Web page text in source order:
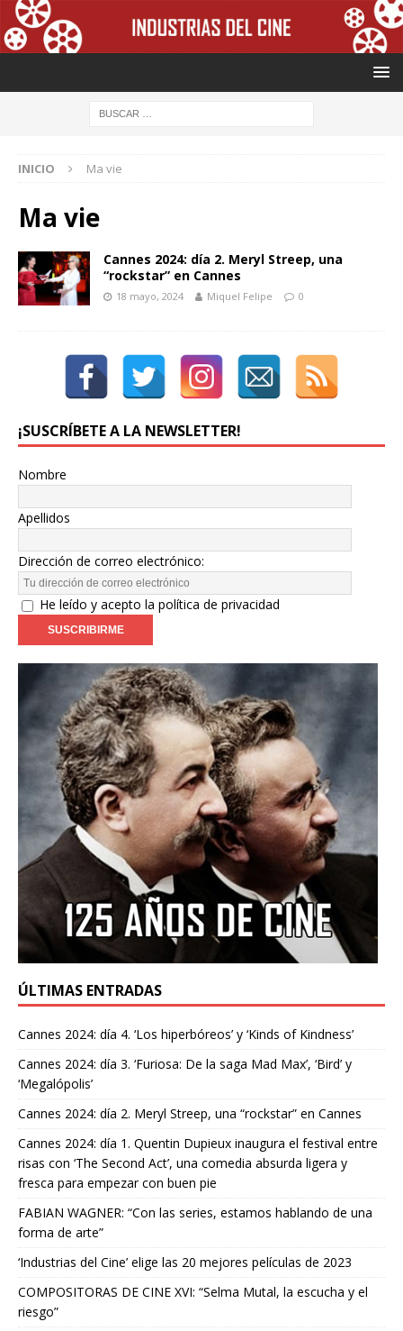
INICIO Ma vie
Ma vie
Cannes 2024: día 2. Meryl Streep, una
“rockstar” en Cannes
18 mayo, 2024 Miquel Felipe 0
¡SUSCRÍBETE A LA NEWSLETTER!
Nombre
Apellidos
Dirección de correo electrónico:
He leído y acepto la política de privacidad
ÚLTIMAS ENTRADAS
Cannes 2024: día 4. ‘Los hiperbóreos’ y ‘Kinds of Kindness’
Cannes 2024: día 3. ‘Furiosa: De la saga Mad Max’, ‘Bird’ y
‘Megalópolis’
Cannes 2024: día 2. Meryl Streep, una “rockstar” en Cannes
Cannes 2024: día 1. Quentin Dupieux inaugura el festival entre
risas con ‘The Second Act’, una comedia absurda ligera y
fresca para empezar con buen pie
FABIAN WAGNER: “Con las series, estamos hablando de una
forma de arte”
‘Industrias del Cine’ elige las 20 mejores películas de 2023
COMPOSITORAS DE CINE XVI: “Selma Mutal, la escucha y el
riesgo”